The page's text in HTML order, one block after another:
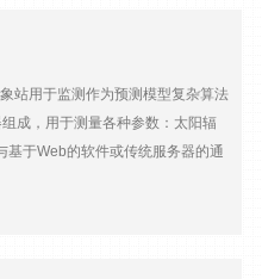
降雨强度等变量。使用脉冲计数
站用于监测作为预测模型复杂算法
成，用于测量各种参数：太阳辐
基于Web的软件或传统服务器的通
式。气象站如何工作？ 通信系统